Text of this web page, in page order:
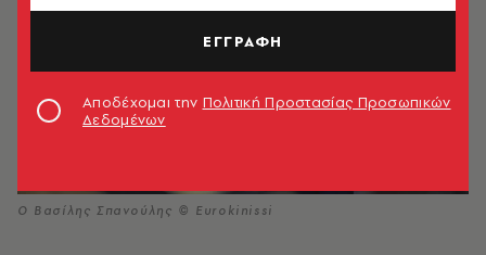
Ο Βασίλης Σπανούλης © Eurokinissi
ΕΓΓΡΑΦΗ
Αποδέχομαι την Πολιτική Προστασίας Προσωπικών
Δεδομένων